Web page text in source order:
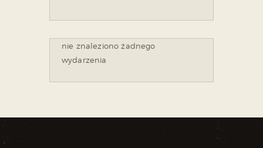
nie znaleziono żadnego
wydarzenia